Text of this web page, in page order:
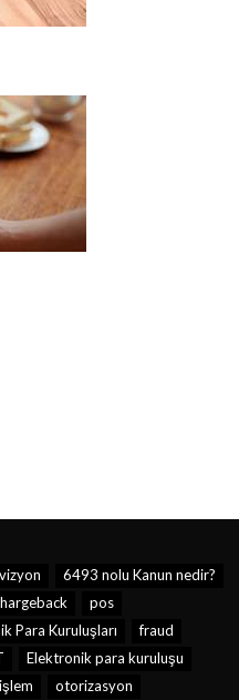
6493 nolu Kanun nedir?
pos
Para Kuruluşları
fraud
Elektronik para kuruluşu
otorizasyon